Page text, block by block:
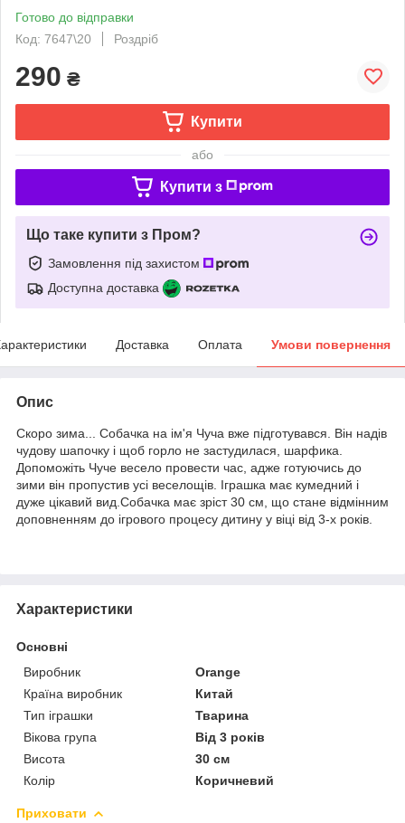
Готово до відправки
Код: 7647\20
Роздріб
290 ₴
Купити
або
Купити з
Що таке купити з Пром?
Замовлення під захистом
Доступна доставка
Доставка Оплата Умови повернення
Опис
Скоро зима... Собачка на ім'я Чуча вже підготувався. Він надів
чудову шапочку і щоб горло не застудилася, шарфика.
Допоможіть Чуче весело провести час, адже готуючись до
зими він пропустив усі веселощів. Іграшка має кумедний і
дуже цікавий вид.Собачка має зріст 30 см, що стане відмінним
доповненням до ігрового процесу дитину у віці від 3-х років.
Характеристики
Основні
Виробник
Orange
Країна виробник
Китай
Тип іграшки
Тварина
Вікова група
Від 3 років
Висота
30 см
Колір
Коричневий
Приховати